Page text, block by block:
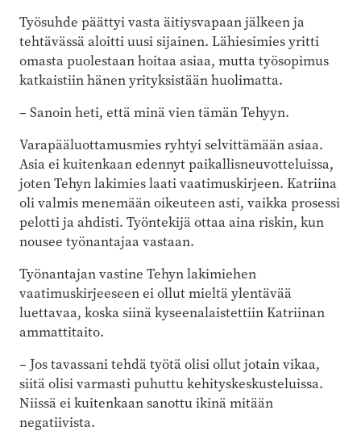
Työsuhde päättyi vasta äitiysvapaan jälkeen ja
tehtävässä aloitti uusi sijainen. Lähiesimies yritti
omasta puolestaan hoitaa asiaa, mutta työsopimus
katkaistiin hänen yrityksistään huolimatta.
– Sanoin heti, että minä vien tämän Tehyyn.
Varapääluottamusmies ryhtyi selvittämään asiaa.
Asia ei kuitenkaan edennyt paikallisneuvotteluissa,
joten Tehyn lakimies laati vaatimuskirjeen. Katriina
oli valmis menemään oikeuteen asti, vaikka prosessi
pelotti ja ahdisti. Työntekijä ottaa aina riskin, kun
nousee työnantajaa vastaan.
Työnantajan vastine Tehyn lakimiehen
vaatimuskirjeeseen ei ollut mieltä ylentävää
luettavaa, koska siinä kyseenalaistettiin Katriinan
ammattitaito.
– Jos tavassani tehdä työtä olisi ollut jotain vikaa,
siitä olisi varmasti puhuttu kehityskeskusteluissa.
Niissä ei kuitenkaan sanottu ikinä mitään
negatiivista.